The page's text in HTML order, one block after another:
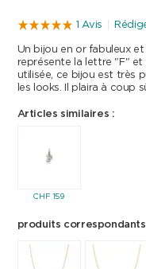
1 Avis
Un bijou en or fabuleux
représente la lettre "F" et
utilisée, ce bijou est très
les looks. Il plaira à coup
Articles similaires :
CHF159
produits correspondants